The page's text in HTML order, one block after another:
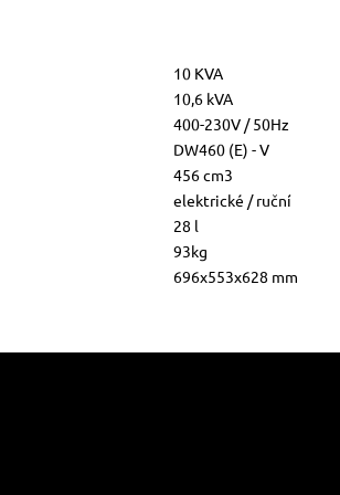
10 KVA
10,6 kVA
400-230V / 50Hz
DW460 (E) - V
456 cm3
elektrické / ruční
28 l
93kg
696x553x628 mm